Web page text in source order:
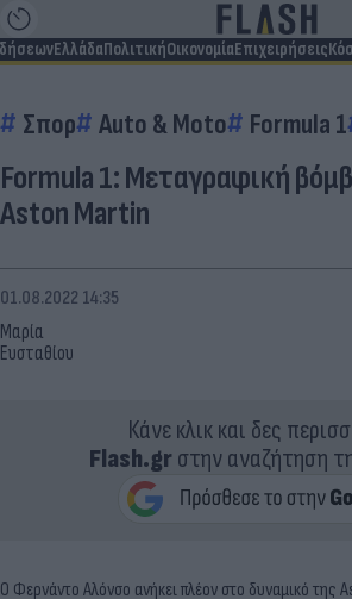
ΕλλάδαΠολιτικήΟικονομίαΕπιχειρήσεις
Σπορ Auto & Moto Formula 1
Formula 1: Μεταγραφική
Aston Martin
Μαρία
Ευσταθίου
01.08.2022 14:35
Κάνε κλικ και δες
Flash.grστην αναζήτηση
Ο Φερνάντο Αλόνσο ανήκει πλέον στο δυναμικό της